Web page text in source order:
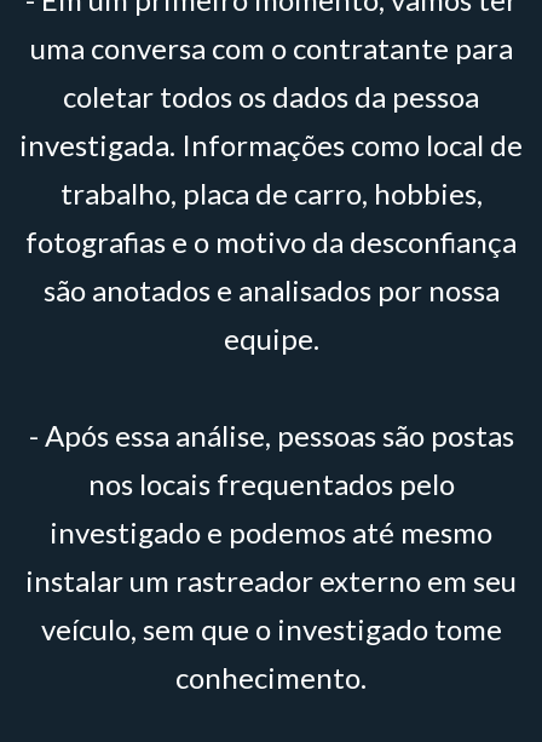
uma conversa com o contratante para
coletar todos os dados da pessoa
investigada. Informações como local de
trabalho, placa de carro, hobbies,
fotografias e o motivo da desconfiança
são anotados e analisados por nossa
equipe.
- Após essa análise, pessoas são postas
nos locais frequentados pelo
investigado e podemos até mesmo
instalar um rastreador externo em seu
veículo, sem que o investigado tome
conhecimento.